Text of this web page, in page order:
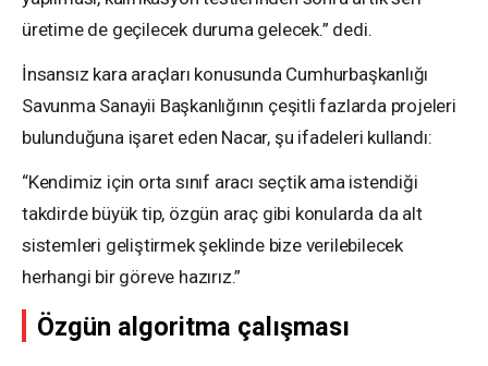
üretime de geçilecek duruma gelecek.” dedi.
İnsansız kara araçları konusunda Cumhurbaşkanlığı
Savunma Sanayii Başkanlığının çeşitli fazlarda projeleri
bulunduğuna işaret eden Nacar, şu ifadeleri kullandı:
“Kendimiz için orta sınıf aracı seçtik ama istendiği
takdirde büyük tip, özgün araç gibi konularda da alt
sistemleri geliştirmek şeklinde bize verilebilecek
herhangi bir göreve hazırız.”
Özgün algoritma çalışması